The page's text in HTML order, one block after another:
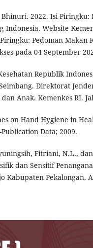
2022. Isi Piringku:
Indonesia. Website
Pedoman Makan
pada 04 September
Republik
Direktorat
Anak. Kemenkes RI.
on Hand Hygiene in
Data; 2009.
Fitriani, N.L.,
dan Sensitif
Kabupaten Pekalongan.